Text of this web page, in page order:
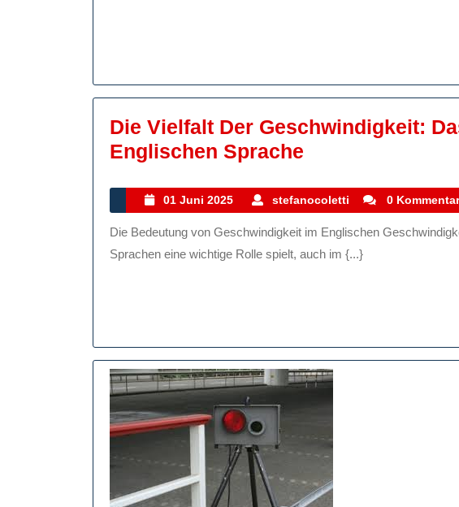
Die Vielfalt Der Geschwindigkeit:
Englischen Sprache
Der
Das
Englischen
Sprache
01 Juni 2025
01
Juni
2025
stefanocoletti stefanocoletti
0
Die Bedeutung von Geschwindigkeit im Englischen Geschwindigkeit ist ein Konzept, das in vielen
Sprachen eine wichtige Rolle spielt, auch im {...}